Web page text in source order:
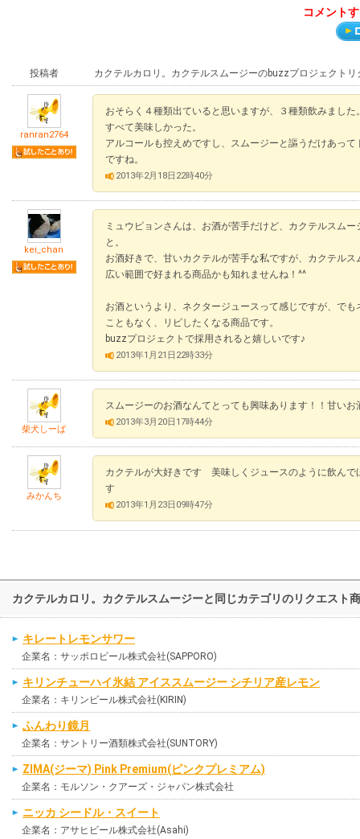
コメント
投稿者 カクテルカロリ。カクテルスムージーのbuzzプロジェクト
ranran2764
おそらく４種類出ていると思いますが、３種類飲みました
すべて美味しかった。
アルコールも控えめですし、スムージーと謳うだけあっ
ですね。
2013年2月18日22時40分
kei_chan
ミュウピョンさんは、お酒が苦手だけど、カクテルスム
と。
お酒好きで、甘いカクテルが苦手な私ですが、カクテル
広い範囲で好まれる商品かも知れませんね！^^
お酒というより、ネクタージュースって感じですが、で
こともなく、リピしたくなる商品です。
buzzプロジェクトで採用されると嬉しいです♪
2013年1月21日22時33分
柴犬しーば
スムージーのお酒なんてとっても興味あります！！甘い
2013年3月20日17時44分
みかんち
カクテルが大好きです 美味しくジュースのように飲ん
す
2013年1月23日09時47分
カクテルカロリ。カクテルスムージーと同じカテゴリのリクエスト
キレートレモンサワー
企業名：サッポロビール株式会社(SAPPORO)
キリンチューハイ氷結 アイススムージー シチリア産レモン
企業名：キリンビール株式会社(KIRIN)
ふんわり鏡月
企業名：サントリー酒類株式会社(SUNTORY)
ZIMA(ジーマ) Pink Premium(ピンクプレミアム)
企業名：モルソン・クアーズ・ジャパン株式会社
ニッカ シードル・スイート
企業名：アサヒビール株式会社(Asahi)